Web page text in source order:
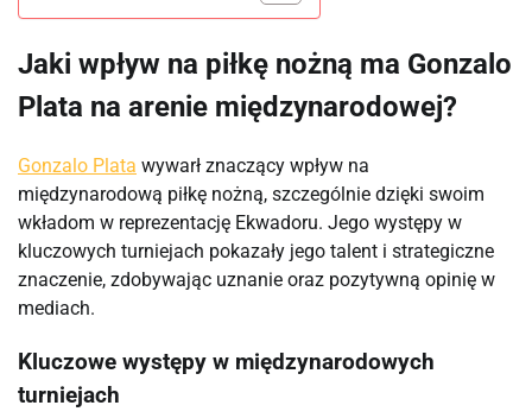
Jaki wpływ na piłkę nożną ma Gonzalo
Plata na arenie międzynarodowej?
Gonzalo Plata wywarł znaczący wpływ na
międzynarodową piłkę nożną, szczególnie dzięki swoim
wkładom w reprezentację Ekwadoru. Jego występy w
kluczowych turniejach pokazały jego talent i strategiczne
znaczenie, zdobywając uznanie oraz pozytywną opinię w
mediach.
Kluczowe występy w międzynarodowych
turniejach